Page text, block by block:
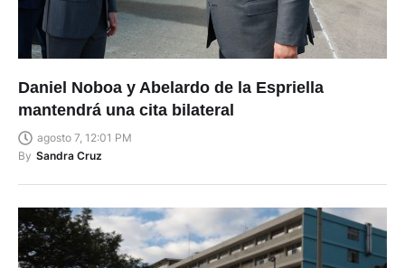
Daniel Noboa y Abelardo de la Espriella
mantendrá una cita bilateral
agosto 7, 12:01 PM
By Sandra Cruz